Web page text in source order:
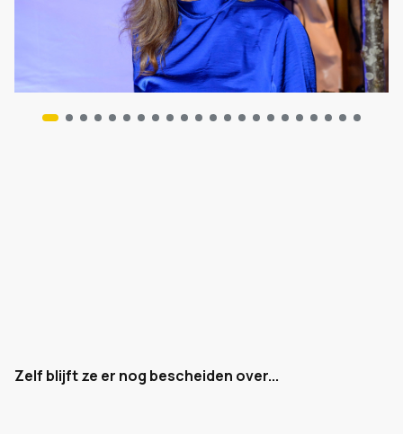
Zelf blijft ze er nog bescheiden over...